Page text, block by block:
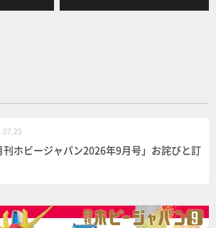
b
刊ホビージャパン2026年9月号」お詫びと訂